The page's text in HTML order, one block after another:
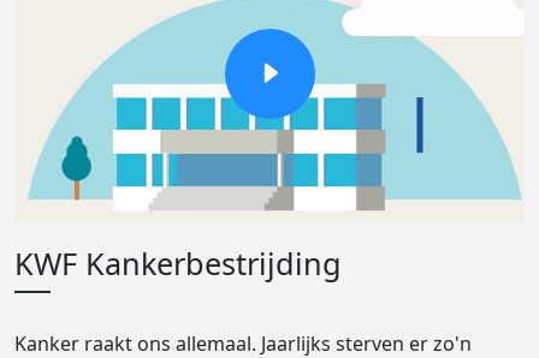
KWF Kankerbestrijding
Kanker raakt ons allemaal. Jaarlijks sterven er zo'n